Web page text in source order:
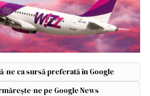
ne ca sursă preferată în Google
ne pe Google News